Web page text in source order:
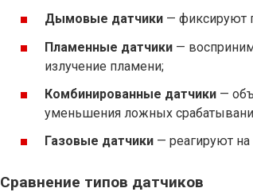
Дымовые датчики — фиксируют
Пламенные датчики —
излучение пламени;
Комбинированные датчики —
уменьшения ложных
Газовые датчики — реагируют на
Сравнение типов датчиков